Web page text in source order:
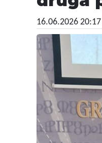
16.06.2026 20:17